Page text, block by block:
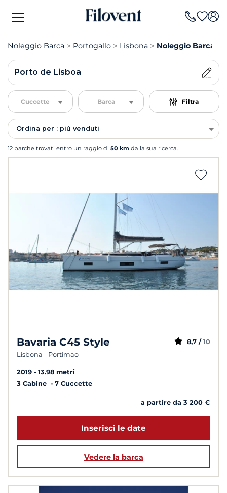
Noleggio Barca Portogallo Lisbona Noleggio Barca
Porto de Lisboa
Cuccette Barca Filtra
Ordina per : più venduti
12 barche trovati entro un raggio di 50 km dalla sua ricerca.
Bavaria C45 Style
Lisbona - Portimao
8,7 / 10
2019
13.98 metri
3 Cabine
7 Cuccette
a partire da 3 200 €
Inserisci le date
Vedere la barca